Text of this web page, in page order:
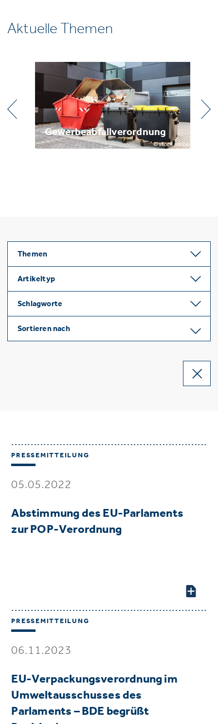
Aktuelle Themen
Themen
Artikeltyp
Schlagworte
Sortieren nach
PRESSEMITTEILUNG
05.05.2022
Abstimmung des EU-Parlaments
zur POP-Verordnung
PRESSEMITTEILUNG
06.11.2023
EU-Verpackungsverordnung im
Umweltausschusses des
Parlaments – BDE begrüßt